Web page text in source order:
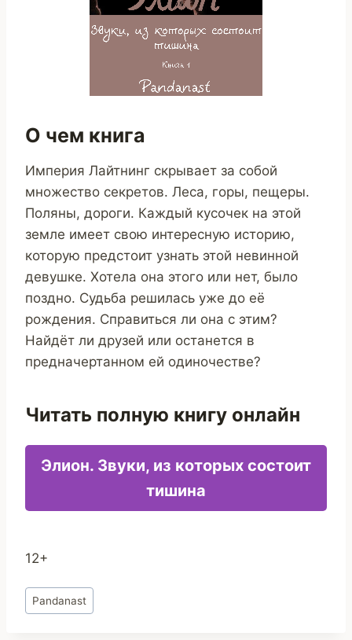
О чем книга
Империя Лайтнинг скрывает за собой
множество секретов. Леса, горы, пещеры.
Поляны, дороги. Каждый кусочек на этой
земле имеет свою интересную историю,
которую предстоит узнать этой невинной
девушке. Хотела она этого или нет, было
поздно. Судьба решилась уже до её
рождения. Справиться ли она с этим?
Найдёт ли друзей или останется в
предначертанном ей одиночестве?
Читать полную книгу онлайн
Элион. Звуки, из которых состоит
тишина
12+
Метки
записи:
Pandanast